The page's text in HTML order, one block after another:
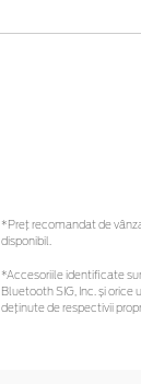
*Preţ recomandat de
disponibil.
*Accesoriile identificate
Bluetooth SIG, Inc. și
deținute de respectivii